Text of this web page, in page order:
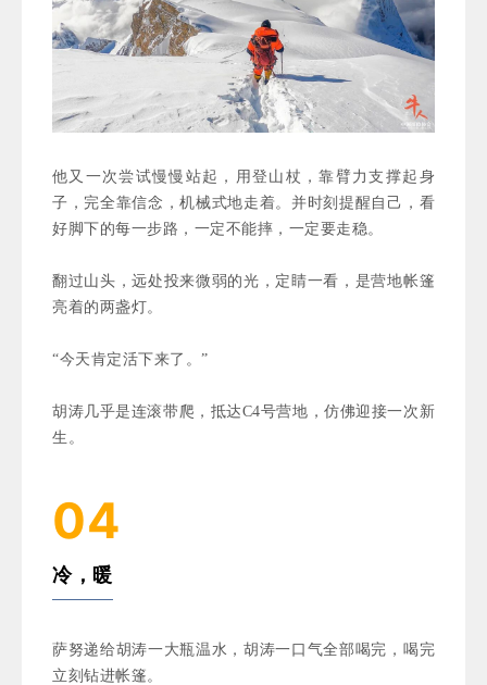
他又一次尝试慢慢站起，用登山杖，靠臂力支撑起身
子，完全靠信念，机械式地走着。并时刻提醒自己，看
好脚下的每一步路，一定不能摔，一定要走稳。
翻过山头，远处投来微弱的光，定睛一看，是营地帐篷
亮着的两盏灯。
“今天肯定活下来了。”
胡涛几乎是连滚带爬，抵达C4号营地，仿佛迎接一次新
生。
04
冷，暖
萨努递给胡涛一大瓶温水，胡涛一口气全部喝完，喝完
立刻钻进帐篷。